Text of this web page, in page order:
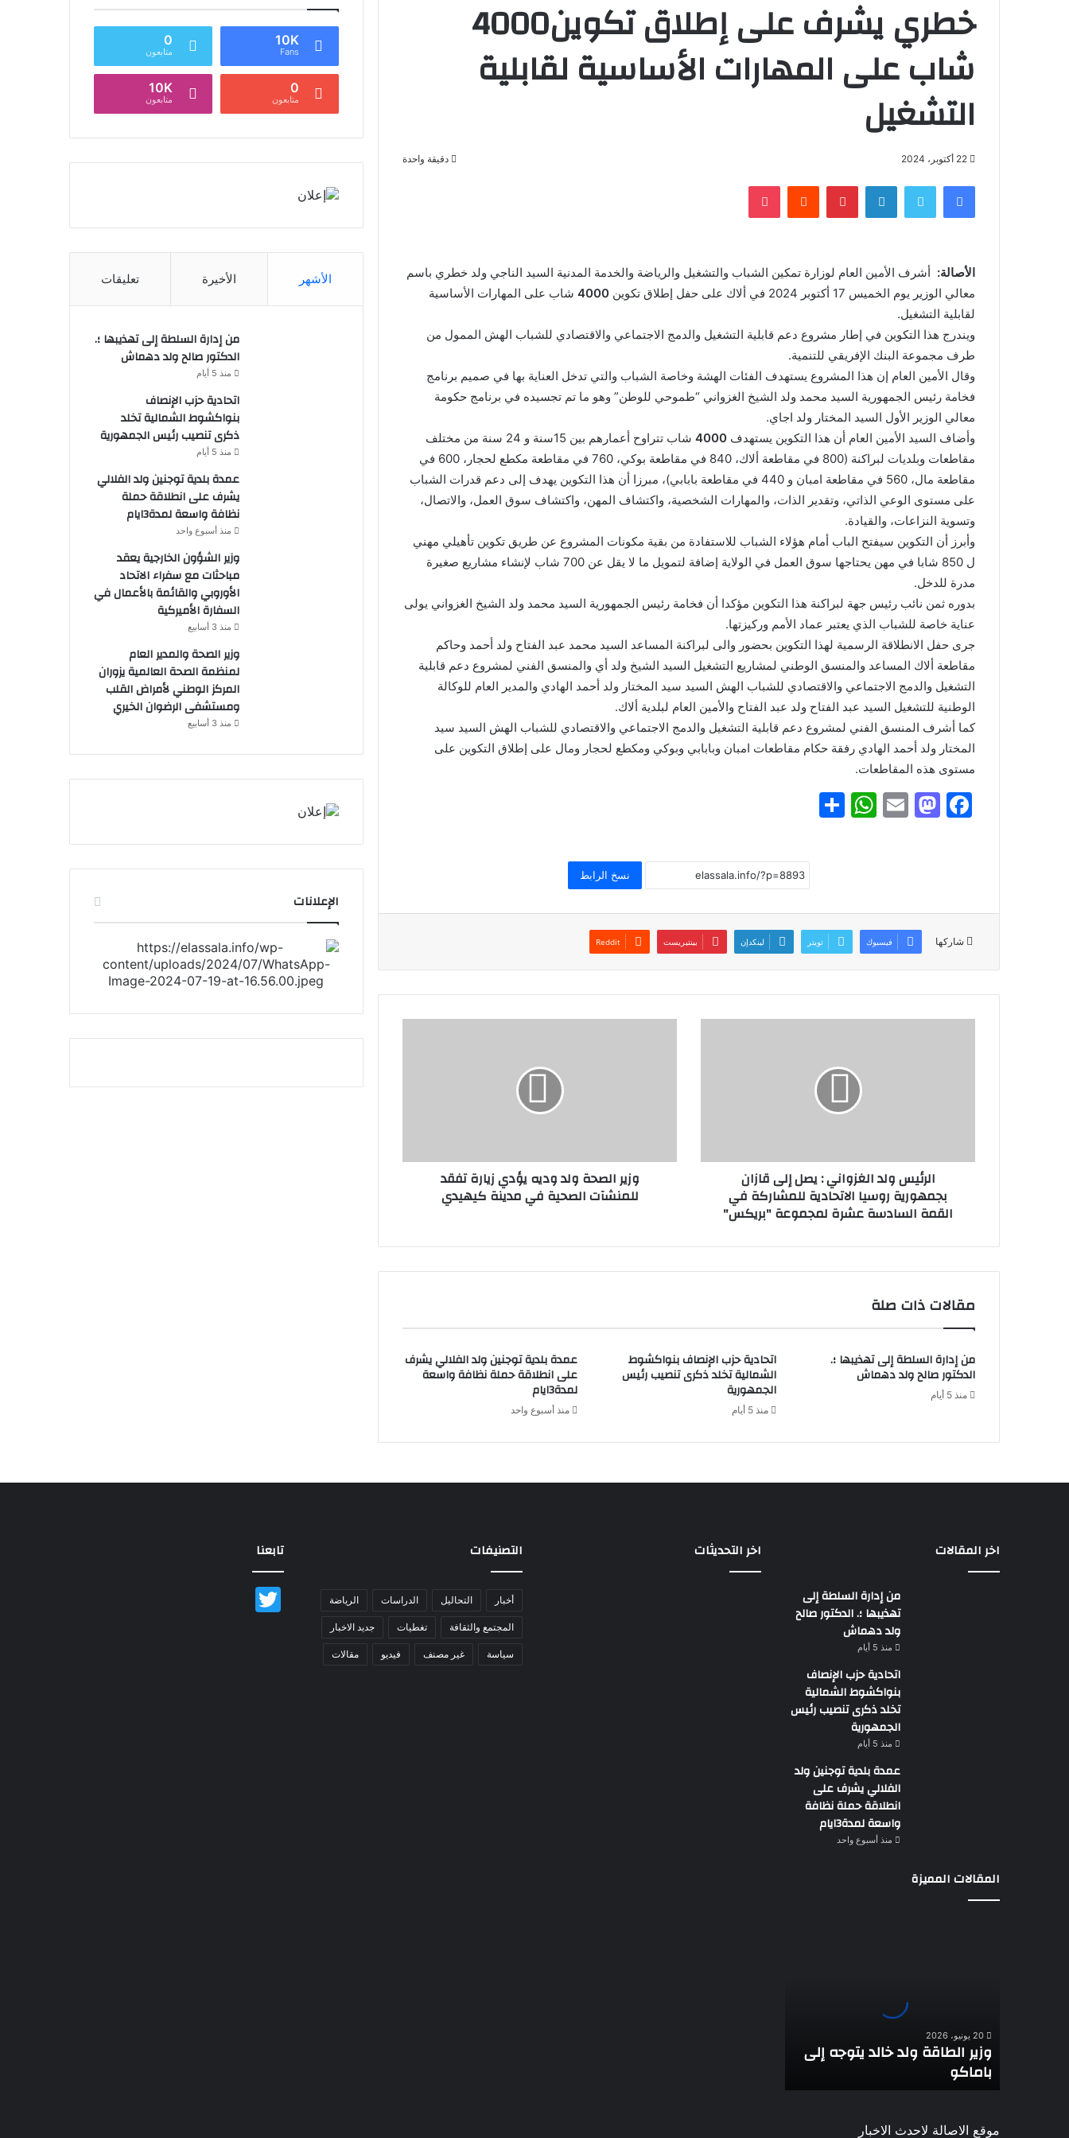
خطري يشرف على إطلاق تكوين4000
شاب على المهارات الأساسية لقابلية
التشغيل
22 أكتوبر، 2024 دقيقة واحدة
فيسبوك لينكدإن بينتيريست
الأصالة: أشرف الأمين العام لوزارة تمكين الشباب والتشغيل والرياضة والخدمة المدنية السيد الناجي ولد خطري باسم
معالي الوزير يوم الخميس 17 أكتوبر 2024 في ألاك على حفل إطلاق تكوين
4000 شاب على المهارات الأساسية
لقابلية التشغيل.
ويندرج هذا التكوين في إطار مشروع دعم قابلية التشغيل والدمج الاجتماعي والاقتصادي للشباب الهش الممول من
طرف مجموعة البنك الإفريقي للتنمية.
وقال الأمين العام إن هذا المشروع يستهدف الفئات الهشة وخاصة الشباب والتي تدخل العناية بها في صميم برنامج
فخامة رئيس الجمهورية السيد محمد ولد الشيخ الغزواني “طموحي للوطن” وهو ما تم تجسيده في برنامج حكومة
معالي الوزير الأول السيد المختار ولد اجاي.
وأضاف السيد الأمين العام أن هذا التكوين يستهدف 4000
شاب تتراوح أعمارهم بين 15سنة و 24 سنة من مختلف
مقاطعات وبلديات لبراكنة (800 في مقاطعة ألاك، 840 في مقاطعة بوكي، 760 في مقاطعة مكطع لحجار، 600 في
مقاطعة مال، 560 في مقاطعة امبان و 440 في مقاطعة بابابي)، مبرزا أن هذا التكوين يهدف إلى دعم قدرات الشباب
على مستوى الوعي الذاتي، وتقدير الذات، والمهارات الشخصية، واكتشاف المهن، واكتشاف سوق العمل، والاتصال،
وتسوية النزاعات، والقيادة.
وأبرز أن التكوين سيفتح الباب أمام هؤلاء الشباب للاستفادة من بقية مكونات المشروع عن طريق تكوين تأهيلي مهني
ل 850 شابا في مهن يحتاجها سوق العمل في الولاية إضافة لتمويل ما لا يقل عن 700 شاب لإنشاء مشاريع صغيرة
مدرة للدخل.
بدوره ثمن نائب رئيس جهة لبراكنة هذا التكوين مؤكدا أن فخامة رئيس الجمهورية السيد محمد ولد الشيخ الغزواني يولى
عناية خاصة للشباب الذي يعتبر عماد الأمم وركيزتها.
جرى حفل الانطلاقة الرسمية لهذا التكوين بحضور والى لبراكنة المساعد السيد محمد عبد الفتاح ولد أحمد وحاكم
مقاطعة ألاك المساعد والمنسق الوطني لمشاريع التشغيل السيد الشيخ ولد أي والمنسق الفني لمشروع دعم قابلية
التشغيل والدمج الاجتماعي والاقتصادي للشباب الهش السيد سيد المختار ولد أحمد الهادي والمدير العام للوكالة
الوطنية للتشغيل السيد عبد الفتاح ولد عبد الفتاح والأمين العام لبلدية ألاك.
كما أشرف المنسق الفني لمشروع دعم قابلية التشغيل والدمج الاجتماعي والاقتصادي للشباب الهش السيد سيد
المختار ولد أحمد الهادي رفقة حكام مقاطعات امبان وبابابي وبوكي ومكطع لحجار ومال على إطلاق التكوين على
مستوى هذه المقاطعات.
F
b
o
o
M
d
o
n
E
W
A
p
p
ar
e
نسخ الرابط
شاركها فيسبوك تويتر لينكدإن بينتيريست
الرئيس ولد الغزواني : يصل إلى قازان
بجمهورية روسيا الاتحادية للمشاركة في
القمة السادسة عشرة لمجموعة "بريكس"
وزير الصحة ولد وديه يؤدي زيارة تفقد
للمنشآت الصحية في مدينة كيهيدي
مقالات ذات صلة
من إدارة السلطة إلى تهذيبها ؛.
الدكتور صالح ولد دهماش
منذ 5 أيام
اتحادية حزب الإنصاف بنواكشوط
الشمالية تخلد ذكرى تنصيب رئيس
الجمهورية
منذ 5 أيام
عمدة بلدية توجنين ولد الفلالي يشرف
على انطلاقة حملة نظافة واسعة
لمدة3ايام
منذ أسبوع واحد
10K
Fans
0
متابعون
0
متابعون
10K
متابعون
الأشهر الأخيرة تعليقات
من إدارة السلطة إلى تهذيبها ؛.
الدكتور صالح ولد دهماش
منذ 5 أيام
اتحادية حزب الإنصاف
بنواكشوط الشمالية تخلد
ذكرى تنصيب رئيس الجمهورية
منذ 5 أيام
عمدة بلدية توجنين ولد الفلالي
يشرف على انطلاقة حملة
نظافة واسعة لمدة3ايام
منذ أسبوع واحد
وزير الشؤون الخارجية يعقد
مباحثات مع سفراء الاتحاد
الأوروبي والقائمة بالأعمال في
السفارة الأميركية
منذ 3 أسابيع
وزير الصحة والمدير العام
لمنظمة الصحة العالمية يزوران
المركز الوطني لأمراض القلب
ومستشفى الرضوان الخيري
منذ 3 أسابيع
الإعلانات
اخر المقالات
من إدارة السلطة إلى
تهذيبها ؛. الدكتور صالح
ولد دهماش
منذ 5 أيام
اتحادية حزب الإنصاف
بنواكشوط الشمالية
تخلد ذكرى تنصيب رئيس
الجمهورية
منذ 5 أيام
عمدة بلدية توجنين ولد
الفلالي يشرف على
انطلاقة حملة نظافة
واسعة لمدة3ايام
منذ أسبوع واحد
المقالات المميزة
20 يونيو، 2026
وزير الطاقة ولد خالد يتوجه إلى
باماكو
اخر التحديثات التصنيفات
أخبار التحاليل الدراسات الرياضة
المجتمع والثقافة تغطيات جديد الاخبار
سياسة غير مصنف فيديو مقالات
تابعنا
موقع الاصالة لاحدث الاخبار